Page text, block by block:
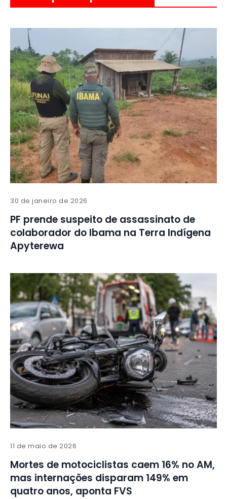
30 de janeiro de 2026
PF prende suspeito de assassinato de
colaborador do Ibama na Terra Indígena
Apyterewa
11 de maio de 2026
Mortes de motociclistas caem 16% no AM,
mas internações disparam 149% em
quatro anos, aponta FVS